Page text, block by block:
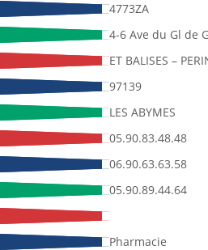
4773ZA
4-6 Ave du Gl de
ET BALISES –
97139
LES ABYMES
05.90.83.48.48
06.90.63.63.58
05.90.89.44.64
Pharmacie